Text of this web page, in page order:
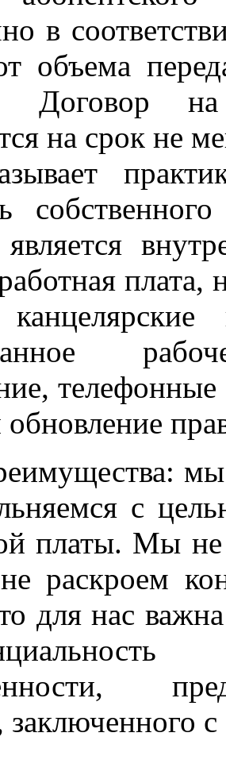
в
объема
Договор на
на срок не
обновление
мы
с
платы. Мы
раскроем
для нас
заключенного